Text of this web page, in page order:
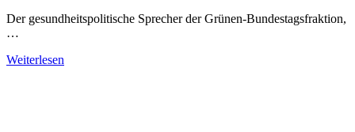
Der gesundheitspolitische Sprecher der Grünen-Bundestagsfraktion,
…
Weiterlesen